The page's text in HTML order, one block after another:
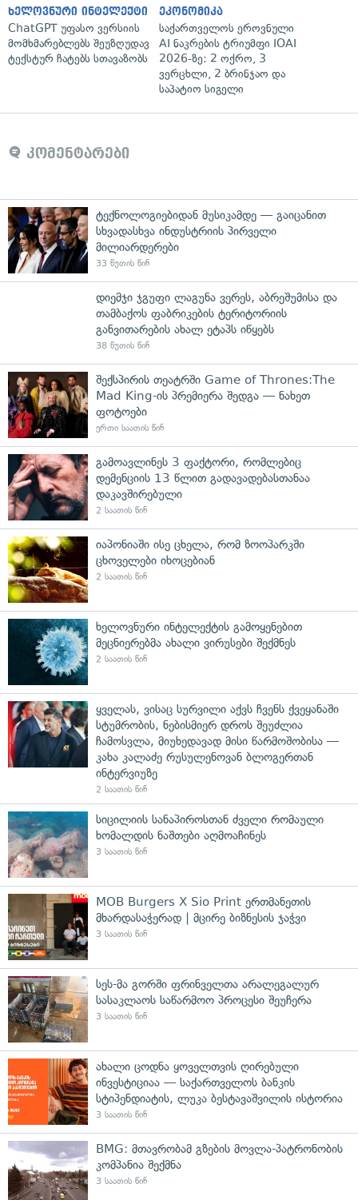
ხელოვნური ინტელექტი
ChatGPT უფასო ვერსიის
მომხმარებლებს შეუზღუდავ
ტექსტურ ჩატებს სთავაზობს
ეკონომიკა
საქართველოს ეროვნული
AI ნაკრების ტრიუმფი IOAI
2026-ზე: 2 ოქრო, 3
ვერცხლი, 2 ბრინჯაო და
საპატიო სიგელი
კომენტარები
ტექნოლოგიებიდან მუსიკამდე — გაიცანით
სხვადასხვა ინდუსტრიის პირველი
მილიარდერები
33 წუთის წინ
დიემჯი ჯგუფი ლაგუნა ვერეს, აბრეშუმისა და
თამბაქოს ფაბრიკების ტერიტორიის
განვითარების ახალ ეტაპს იწყებს
38 წუთის წინ
შექსპირის თეატრში Game of Thrones:The
Mad King-ის პრემიერა შედგა — ნახეთ
ფოტოები
ერთი საათის წინ
გამოავლინეს 3 ფაქტორი, რომლებიც
დემენციის 13 წლით გადავადებასთანაა
დაკავშირებული
2 საათის წინ
იაპონიაში ისე ცხელა, რომ ზოოპარკში
ცხოველები იხოცებიან
2 საათის წინ
ხელოვნური ინტელექტის გამოყენებით
მეცნიერებმა ახალი ვირუსები შექმნეს
2 საათის წინ
ყველას, ვისაც სურვილი აქვს ჩვენს ქვეყანაში
სტუმრობის, ნებისმიერ დროს შეუძლია
ჩამოსვლა, მიუხედავად მისი წარმოშობისა —
კახა კალაძე რუსულენოვან ბლოგერთან
ინტერვიუზე
2 საათის წინ
სიცილიის სანაპიროსთან ძველი რომაული
ხომალდის ნაშთები აღმოაჩინეს
3 საათის წინ
MOB Burgers X Sio Print ერთმანეთის
მხარდასაჭერად | მცირე ბიზნესის ჯაჭვი
3 საათის წინ
სეს-მა გორში ფრინველთა არალეგალურ
სასაკლაოს საწარმოო პროცესი შეუჩერა
3 საათის წინ
ახალი ცოდნა ყოველთვის ღირებული
ინვესტიციაა — საქართველოს ბანკის
სტიპენდიატის, ლუკა ბესტავაშვილის ისტორია
3 საათის წინ
BMG: მთავრობამ გზების მოვლა-პატრონობის
კომპანია შექმნა
3 საათის წინ